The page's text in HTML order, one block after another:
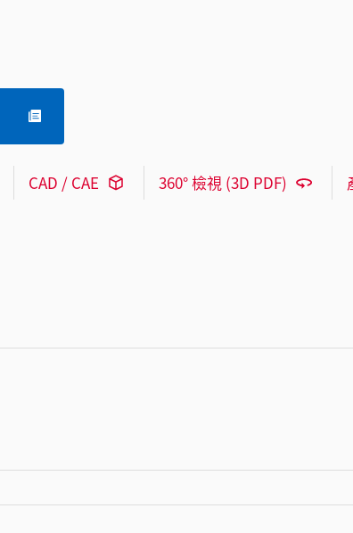
CAD / CAE 360° 檢視 (3D PDF)